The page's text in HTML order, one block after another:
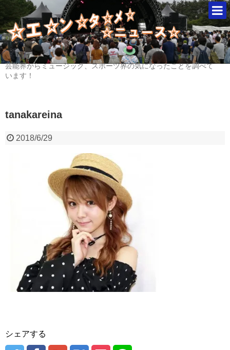
芸能界からミュージック、スポーツ界の気になったことを調べて
います！
tanakareina
2018/6/29
シェアする